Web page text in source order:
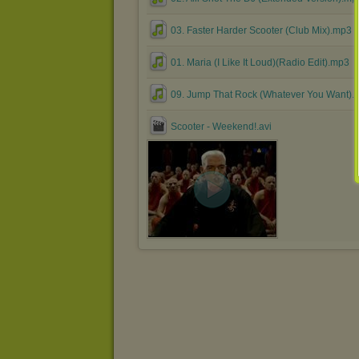
03. Faster Harder Scooter (Club Mix).mp3
01. Maria (I Like It Loud)(Radio Edit).mp3
09. Jump That Rock (Whatever You
Scooter - Weekend!.avi